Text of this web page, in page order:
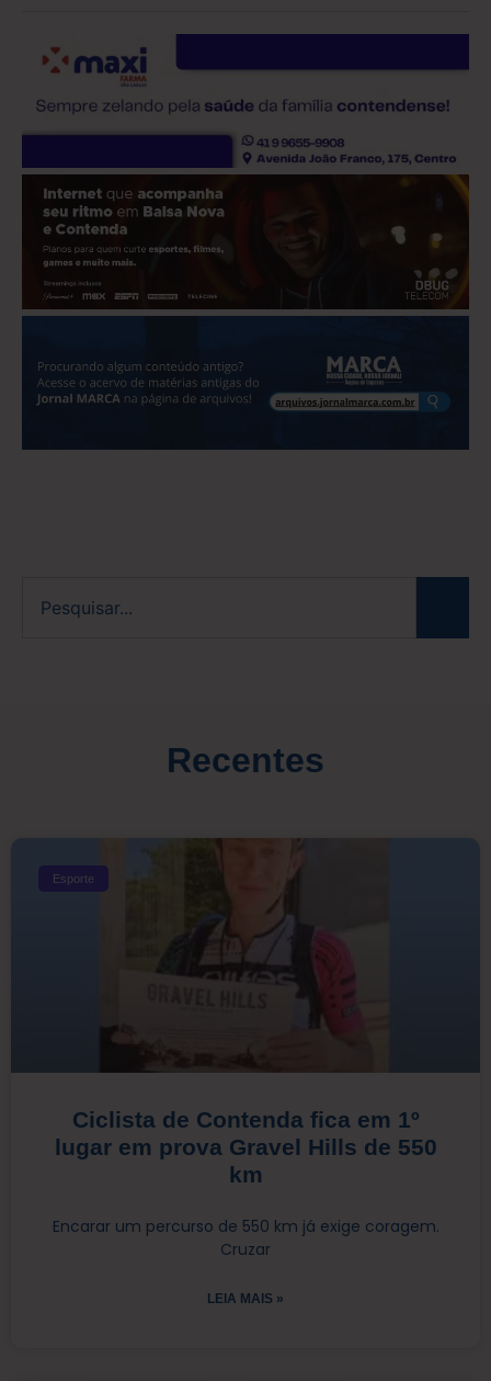
Recentes
Esporte
Ciclista de Contenda fica em 1º
lugar em prova Gravel Hills de 550
km
Encarar um percurso de 550 km já exige coragem.
Cruzar
LEIA MAIS »